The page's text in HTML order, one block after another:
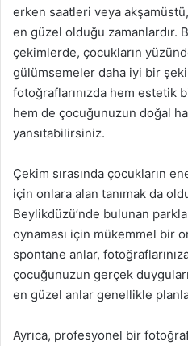
erken saatleri veya
en güzel olduğu zamanlardır.
çekimlerde, çocukların
gülümsemeler daha iyi bir
fotoğraflarınızda hem estetik
hem de çocuğunuzun doğal
yansıtabilirsiniz.
Çekim sırasında çocukların
için onlara alan tanımak da
Beylikdüzü’nde bulunan
oynaması için mükemmel bir
spontane anlar,
çocuğunuzun gerçek
en güzel anlar genellikle
Ayrıca, profesyonel bir